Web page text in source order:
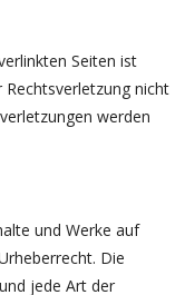
Seiten ist
nicht
werden
und Werke auf
Die
jede Art der